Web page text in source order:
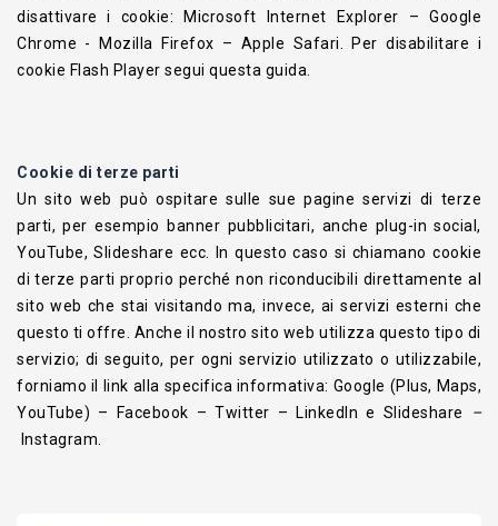
disattivare i cookie:
Microsoft Internet Explorer –Google
Chrome - Mozilla Firefox – Apple Safari . Per disabilitare i
cookie Flash Player segui questa guida
Cookie di terze parti
Un sito web può ospitare sulle sue pagine servizi di terze
parti, per esempio banner pubblicitari, anche plug-in social,
YouTube, Slideshare ecc. In questo caso si chiamano cookie
di terze parti proprio perché non riconducibili direttamente al
sito web che stai visitando ma, invece, ai servizi esterni che
questo ti offre. Anche il nostro sito web utilizza questo tipo di
servizio; di seguito, per ogni servizio utilizzato o utilizzabile,
forniamo il link alla specifica informativa: Google (Plus, Maps,
YouTube) – Facebook – Twitter – LinkedIn e Slideshare –
Instagram